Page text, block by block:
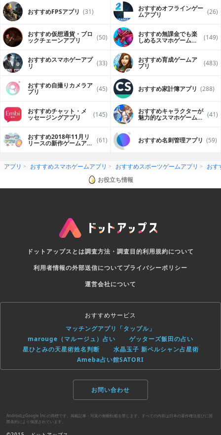
おすすめFPSアプリ (31) おすすめオフラインゲー
ムアプリ (26)
おすすめ仮想通貨・ブロ
ックチェーンアプリ (50) おすすめ無課金でも楽
しめるスマホゲームア (149)
おすすめスマホゲーアプ
リ (33) おすすめ育成ゲームア
プリ (483)
おすすめ自撮りカメラア
プリ (45) おすすめ家計簿アプリ (288)
おすすめチャット・メ
ッセージングアプリ (145) おすすめキャラクターが
魅力的なスマホゲームア (41)
おすすめ2018年11月リ
リースの新作ゲームアプ (61) おすすめ名刺管理アプリ (59)
アプリ おすすめスマホゲームアプリ おすすめスポーツゲームアプリ
おす
お役立ち情報
ドットアップスとは調査方法・調査目的利用規約について
利用者情報の外部送信についてプライバシーポリシー
運営会社について
おすすめサービス
マッチングアプリ「タップル」
marouge（マルージュ）占い
ゲッターズ飯田の占い
星ひとみの天星術姓名判断
水晶玉子 新ペルシャン占星術
Ameba占い館SATORI
お問い合わせ
AndroidはGoogle Inc.の商標です。掲載記事・写真の無断転載を禁じます。すべての内容は日本の著作権法並びに国
際条約により保護されています。